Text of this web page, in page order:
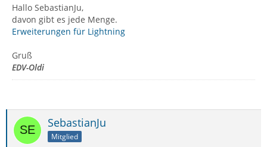
Hallo SebastianJu,
davon gibt es jede Menge.
Erweiterungen für Lightning
Gruß
EDV-Oldi
SebastianJu
Mitglied